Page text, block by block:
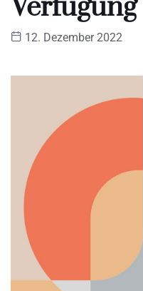
Verfügung
12. Dezember 2022